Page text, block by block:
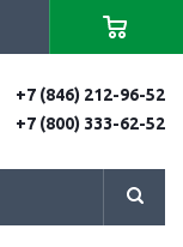
+7 (846) 212-96-52
+7 (800) 333-62-52